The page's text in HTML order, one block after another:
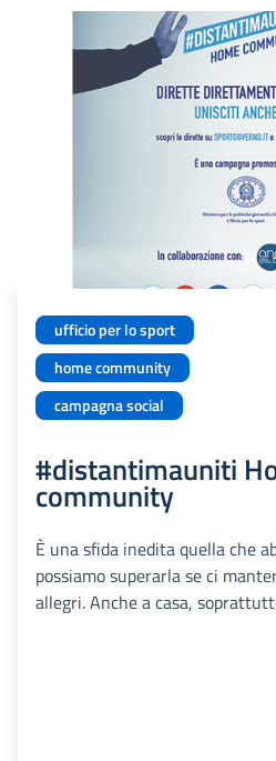
ufficio per lo sport
home community
campagna social
#distantimauniti
community
È una sfida inedita quella che
possiamo superarla se ci
allegri. Anche a casa,